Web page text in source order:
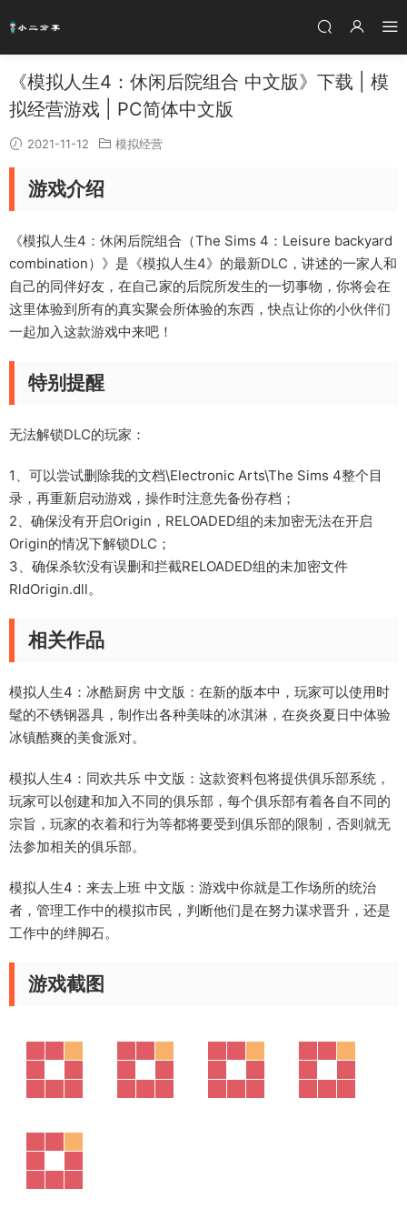
《模拟人生4：休闲后院组合 中文版》下载 | 模
拟经营游戏 | PC简体中文版
2021-11-12 模拟经营
游戏介绍
《模拟人生4：休闲后院组合（The Sims 4：Leisure backyard
combination）》是《模拟人生4》的最新DLC，讲述的一家人和
自己的同伴好友，在自己家的后院所发生的一切事物，你将会在
这里体验到所有的真实聚会所体验的东西，快点让你的小伙伴们
一起加入这款游戏中来吧！
特别提醒
无法解锁DLC的玩家：
1、可以尝试删除我的文档\Electronic Arts\The Sims 4整个目
录，再重新启动游戏，操作时注意先备份存档；
2、确保没有开启Origin，RELOADED组的未加密无法在开启
Origin的情况下解锁DLC；
3、确保杀软没有误删和拦截RELOADED组的未加密文件
RldOrigin.dll。
相关作品
模拟人生4：冰酷厨房 中文版 ：在新的版本中，玩家可以使用时
髦的不锈钢器具，制作出各种美味的冰淇淋，在炎炎夏日中体验
冰镇酷爽的美食派对。
模拟人生4：同欢共乐 中文版 ：这款资料包将提供俱乐部系统，
玩家可以创建和加入不同的俱乐部，每个俱乐部有着各自不同的
宗旨，玩家的衣着和行为等都将要受到俱乐部的限制，否则就无
法参加相关的俱乐部。
模拟人生4：来去上班 中文版 ：游戏中你就是工作场所的统治
者，管理工作中的模拟市民，判断他们是在努力谋求晋升，还是
工作中的绊脚石。
游戏截图